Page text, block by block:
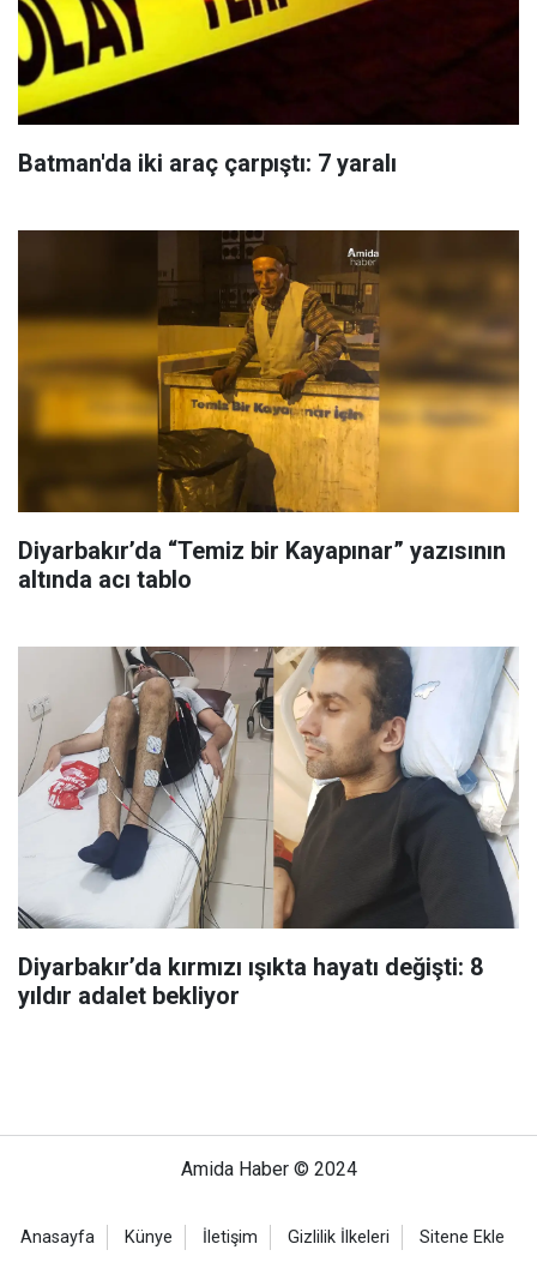
Batman'da iki araç çarpıştı: 7 yaralı
Diyarbakır’da “Temiz bir Kayapınar” yazısının
altında acı tablo
Diyarbakır’da kırmızı ışıkta hayatı değişti: 8
yıldır adalet bekliyor
Amida Haber © 2024
Anasayfa Künye İletişim Gizlilik İlkeleri Sitene Ekle